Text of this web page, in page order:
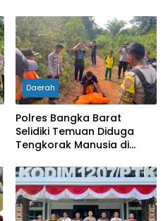
Daerah
Polres Bangka Barat
Selidiki Temuan Diduga
Tengkorak Manusia di
Berspekulasi